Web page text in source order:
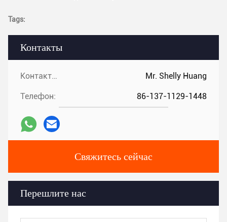
Контакты
Контакты: Mr. Shelly Huang
Телефон: 86-137-1129-1448
Свяжитесь сейчас
Перешлите нас
Tags: